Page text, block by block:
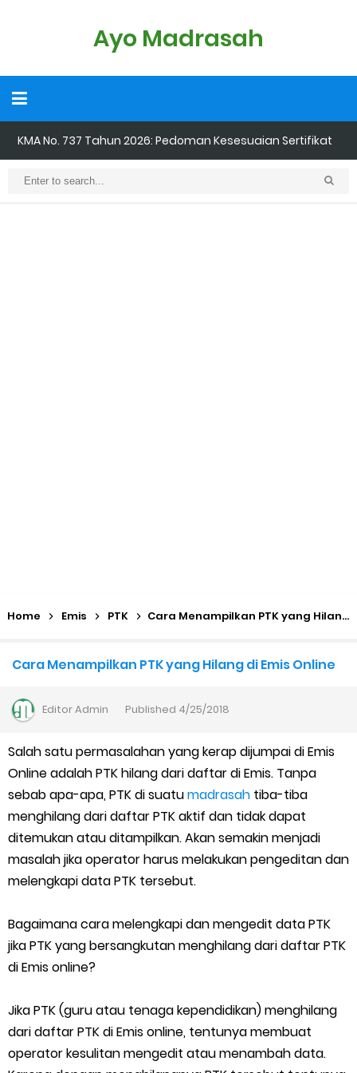
Ayo Madrasah
KMA No. 737 Tahun 2026: Pedoman Kesesuaian Sertifikat
Daftar Penerima PIP MI, MTs, dan MA Tahap I 2026
Kalender Pendidikan Madrasah 2026/2027 | Excel & PDF (Ditjen
Pendis)
Juknis Penerbitan Ijazah Madrasah Tahun 2026
Solusi Agar Valid Rapor & Status Verval di PDUM Tercentang
Hijau
Cara Mengajukan Tunjangan Insentif di EMIS-GTK Baru
Madrasah
Cara Login EMIS GTK Baru untuk Operator dan PTK
Home Emis PTK Cara Menampilkan PTK yang Hilang di Emis Online
Cara Menampilkan PTK yang Hilang di Emis Online
EditorAdmin Published 4/25/2018
Salah satu permasalahan yang kerap dijumpai di Emis
Online adalah PTK hilang dari daftar di Emis. Tanpa
sebab apa-apa, PTK di suatumadrasah tiba-tiba
menghilang dari daftar PTK aktif dan tidak dapat
ditemukan atau ditampilkan. Akan semakin menjadi
masalah jika operator harus melakukan pengeditan dan
melengkapi data PTK tersebut.
Bagaimana cara melengkapi dan mengedit data PTK
jika PTK yang bersangkutan menghilang dari daftar PTK
di Emis online?
Jika PTK (guru atau tenaga kependidikan) menghilang
dari daftar PTK di Emis online, tentunya membuat
operator kesulitan mengedit atau menambah data.